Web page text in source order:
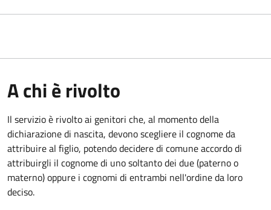
A chi è rivolto
Il servizio è rivolto ai genitori che, al momento della
dichiarazione di nascita, devono scegliere il cognome da
attribuire al figlio, potendo decidere di comune accordo di
attribuirgli il cognome di uno soltanto dei due (paterno o
materno) oppure i cognomi di entrambi nell'ordine da loro
deciso.